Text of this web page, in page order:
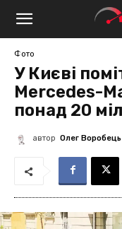
Avtosota
Фото
У Києві
Mercedes-
понад 20
автор Олег Воробець